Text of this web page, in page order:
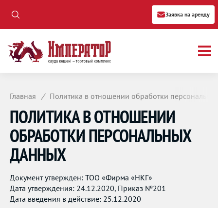
Заявка на аренду
Главная / Политика в отношении обработки
ПОЛИТИКА В ОТНОШЕНИИ
ОБРАБОТКИ ПЕРСОНАЛЬНЫХ
ДАННЫХ
Документ утвержден: ТОО «Фирма «НКГ»
Дата утверждения: 24.12.2020, Приказ №201
Дата введения в действие: 25.12.2020